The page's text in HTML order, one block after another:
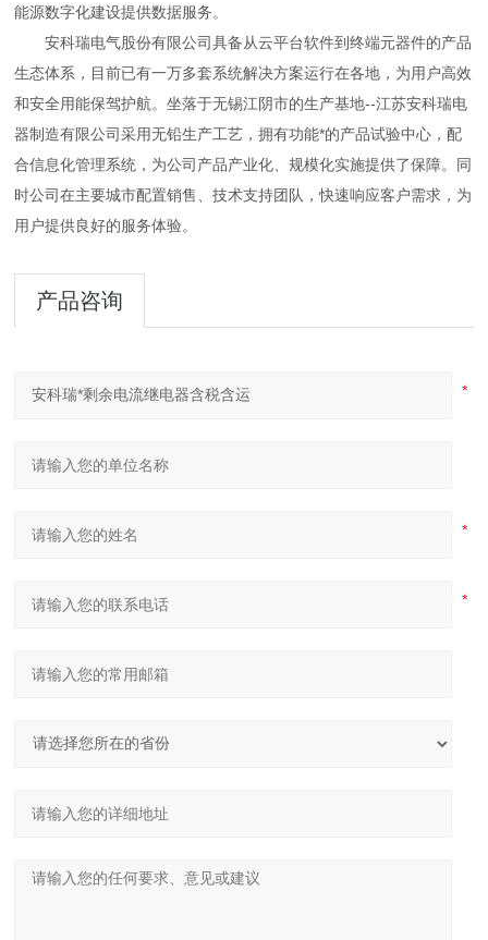
能源数字化建设提供数据服务。
安科瑞电气股份有限公司具备从云平台软件到终端元器件的产品
生态体系，目前已有一万多套系统解决方案运行在各地，为用户高效
和安全用能保驾护航。坐落于无锡江阴市的生产基地--江苏安科瑞电
器制造有限公司采用无铅生产工艺，拥有功能*的产品试验中心，配
合信息化管理系统，为公司产品产业化 、规模化实施提供了保障。同
时公司在主要城市配置销售、技术支持团队，快速响应客户需求，为
用户提供良好的服务体验。
产品咨询